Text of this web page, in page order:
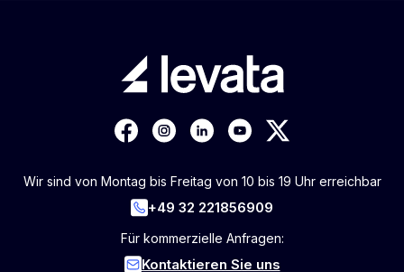
Wir sind von Montag bis Freitag von 10 bis 19 Uhr erreichbar
+49 32 221856909
Für kommerzielle Anfragen:
Kontaktieren Sie uns